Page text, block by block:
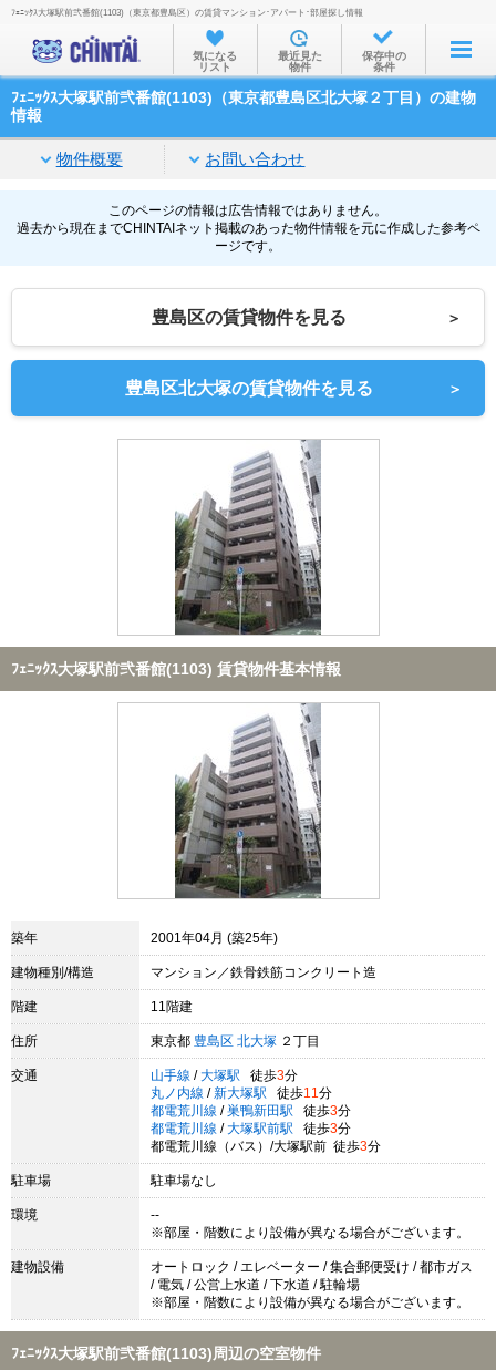
お部屋を探す
沿線・駅から
家賃相場から
物件特集から
TOP
ﾌｪﾆｯｸｽ大塚駅前弐番館(1103)（東京都豊島区）の賃貸マンション･アパート･部屋探し情報
気になる
リスト
最近見た
物件
保存中の
条件
ﾌｪﾆｯｸｽ大塚駅前弐番館(1103)（東京都豊島区北大塚２丁目）の建物
情報
物件概要 お問い合わせ
このページの情報は広告情報ではありません。
過去から現在までCHINTAIネット掲載のあった物件情報を元に作成した参考ペ
ージです。
豊島区の賃貸物件を見る ＞
豊島区北大塚の賃貸物件を見る ＞
ﾌｪﾆｯｸｽ大塚駅前弐番館(1103) 賃貸物件基本情報
築年 2001年04月 (築25年)
建物種別/構造 マンション／鉄骨鉄筋コンクリート造
階建 11階建
住所 東京都 豊島区 北大塚 ２丁目
交通 山手線 / 大塚駅 徒歩3分
丸ノ内線 / 新大塚駅 徒歩11 分
都電荒川線 / 巣鴨新田駅 徒歩3分
都電荒川線 / 大塚駅前駅 徒歩3分
都電荒川線（バス）/大塚駅前 徒歩3分
駐車場 駐車場なし
環境
--
※部屋・階数により設備が異なる場合がございます。
建物設備
オートロック / エレベーター / 集合郵便受け / 都市ガス
/ 電気 / 公営上水道 / 下水道 / 駐輪場
※部屋・階数により設備が異なる場合がございます。
ﾌｪﾆｯｸｽ大塚駅前弐番館(1103)周辺の空室物件